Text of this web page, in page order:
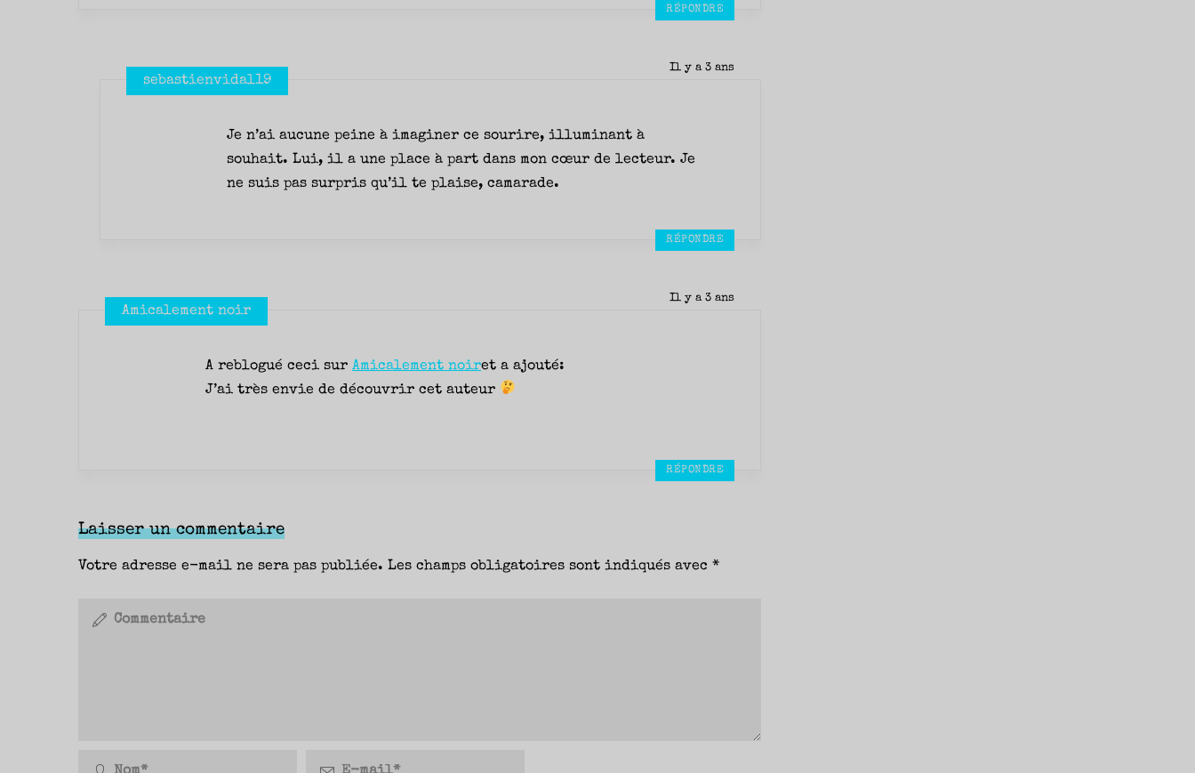
RÉPONDRE
Il y a 3 ans
sebastienvidal19
Je n’ai aucune peine à imaginer ce sourire, illuminant à
souhait. Lui, il a une place à part dans mon cœur de lecteur. Je
ne suis pas surpris qu’il te plaise, camarade.
RÉPONDRE
Il y a 3 ans
Amicalement noir
A reblogué ceci sur Amicalement noiret a ajouté:
J’ai très envie de découvrir cet auteur
RÉPONDRE
Laisser un commentaire
Votre adresse e-mail ne sera pas publiée. Les champs obligatoires sont indiqués avec *